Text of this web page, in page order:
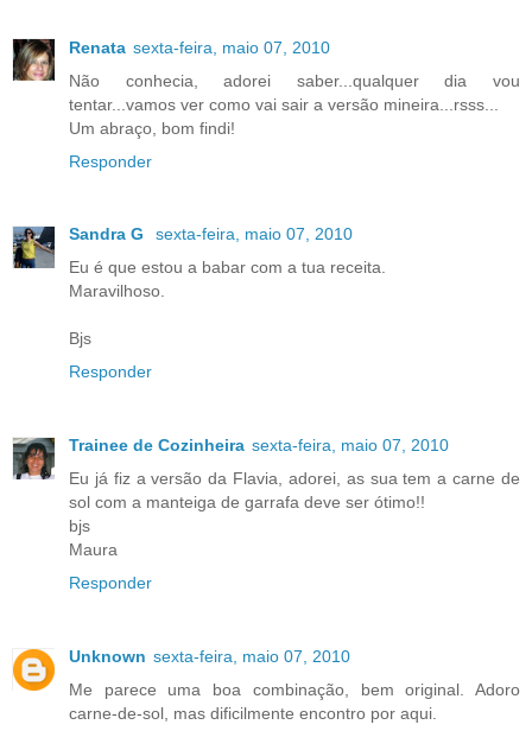
Renata sexta-feira, maio 07, 2010
Não conhecia, adorei saber...qualquer dia vou
tentar...vamos ver como vai sair a versão mineira...rsss...
Um abraço, bom findi!
Responder
Sandra G
sexta-feira, maio 07, 2010
Eu é que estou a babar com a tua receita.
Maravilhoso.
Bjs
Responder
Trainee de Cozinheira sexta-feira, maio 07, 2010
Eu já fiz a versão da Flavia, adorei, as sua tem a carne de
sol com a manteiga de garrafa deve ser ótimo!!
bjs
Maura
Responder
Unknown sexta-feira, maio 07, 2010
Me parece uma boa combinação, bem original. Adoro
carne-de-sol, mas dificilmente encontro por aqui.